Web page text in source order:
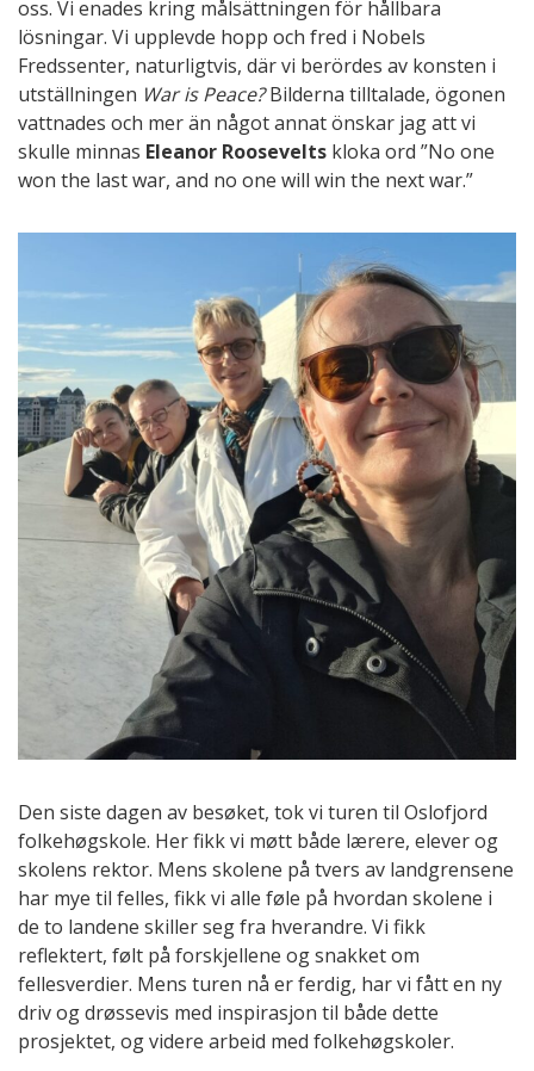
oss. Vi enades kring målsättningen för hållbara
lösningar. Vi upplevde hopp och fred i Nobels
Fredssenter, naturligtvis, där vi berördes av konsten i
utställningen War is Peace?Bilderna tilltalade, ögonen
vattnades och mer än något annat önskar jag att vi
skulle minnas Eleanor Roosevelts kloka ord ”No one
won the last war, and no one will win the next war.”
Den siste dagen av besøket, tok vi turen til Oslofjord
folkehøgskole. Her fikk vi møtt både lærere, elever og
skolens rektor. Mens skolene på tvers av landgrensene
har mye til felles, fikk vi alle føle på hvordan skolene i
de to landene skiller seg fra hverandre. Vi fikk
reflektert, følt på forskjellene og snakket om
fellesverdier. Mens turen nå er ferdig, har vi fått en ny
driv og drøssevis med inspirasjon til både dette
prosjektet, og videre arbeid med folkehøgskoler.